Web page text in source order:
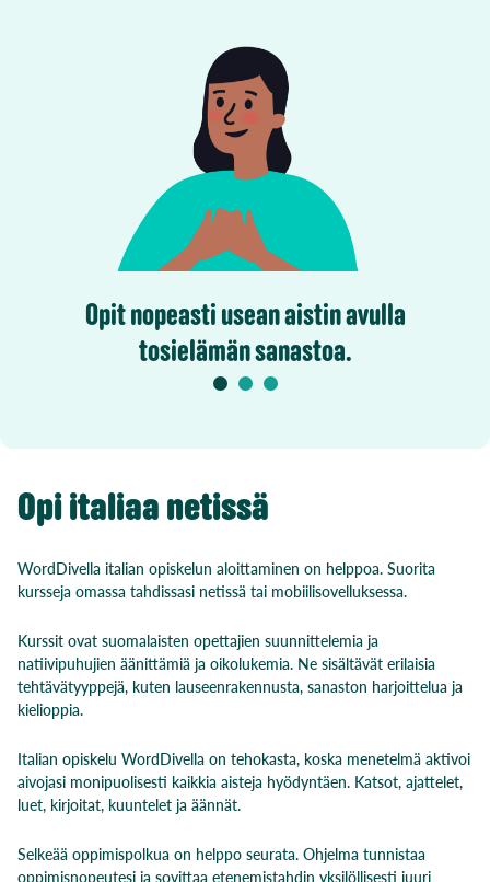
Opit nopeasti usean aistin avulla
tosielämän sanastoa.
Opi italiaa netissä
WordDivella italian opiskelun aloittaminen on helppoa. Suorita
kursseja omassa tahdissasi netissä tai mobiilisovelluksessa.
Kurssit ovat suomalaisten opettajien suunnittelemia ja
natiivipuhujien äänittämiä ja oikolukemia. Ne sisältävät erilaisia
tehtävätyyppejä, kuten lauseenrakennusta, sanaston harjoittelua ja
kielioppia.
Italian opiskelu WordDivella on tehokasta, koska menetelmä aktivoi
aivojasi monipuolisesti kaikkia aisteja hyödyntäen. Katsot, ajattelet,
luet, kirjoitat, kuuntelet ja äännät.
Selkeää oppimispolkua on helppo seurata. Ohjelma tunnistaa
oppimisnopeutesi ja sovittaa etenemistahdin yksilöllisesti juuri